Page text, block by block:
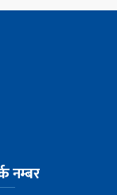
नम्बर